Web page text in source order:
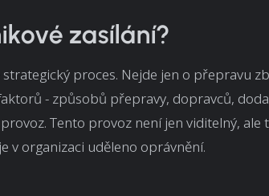
zasílání?
strategický proces. Nejde jen o přepravu
- způsobů přepravy, dopravců,
Tento provoz není jen viditelný, ale
v organizaci uděleno oprávnění.